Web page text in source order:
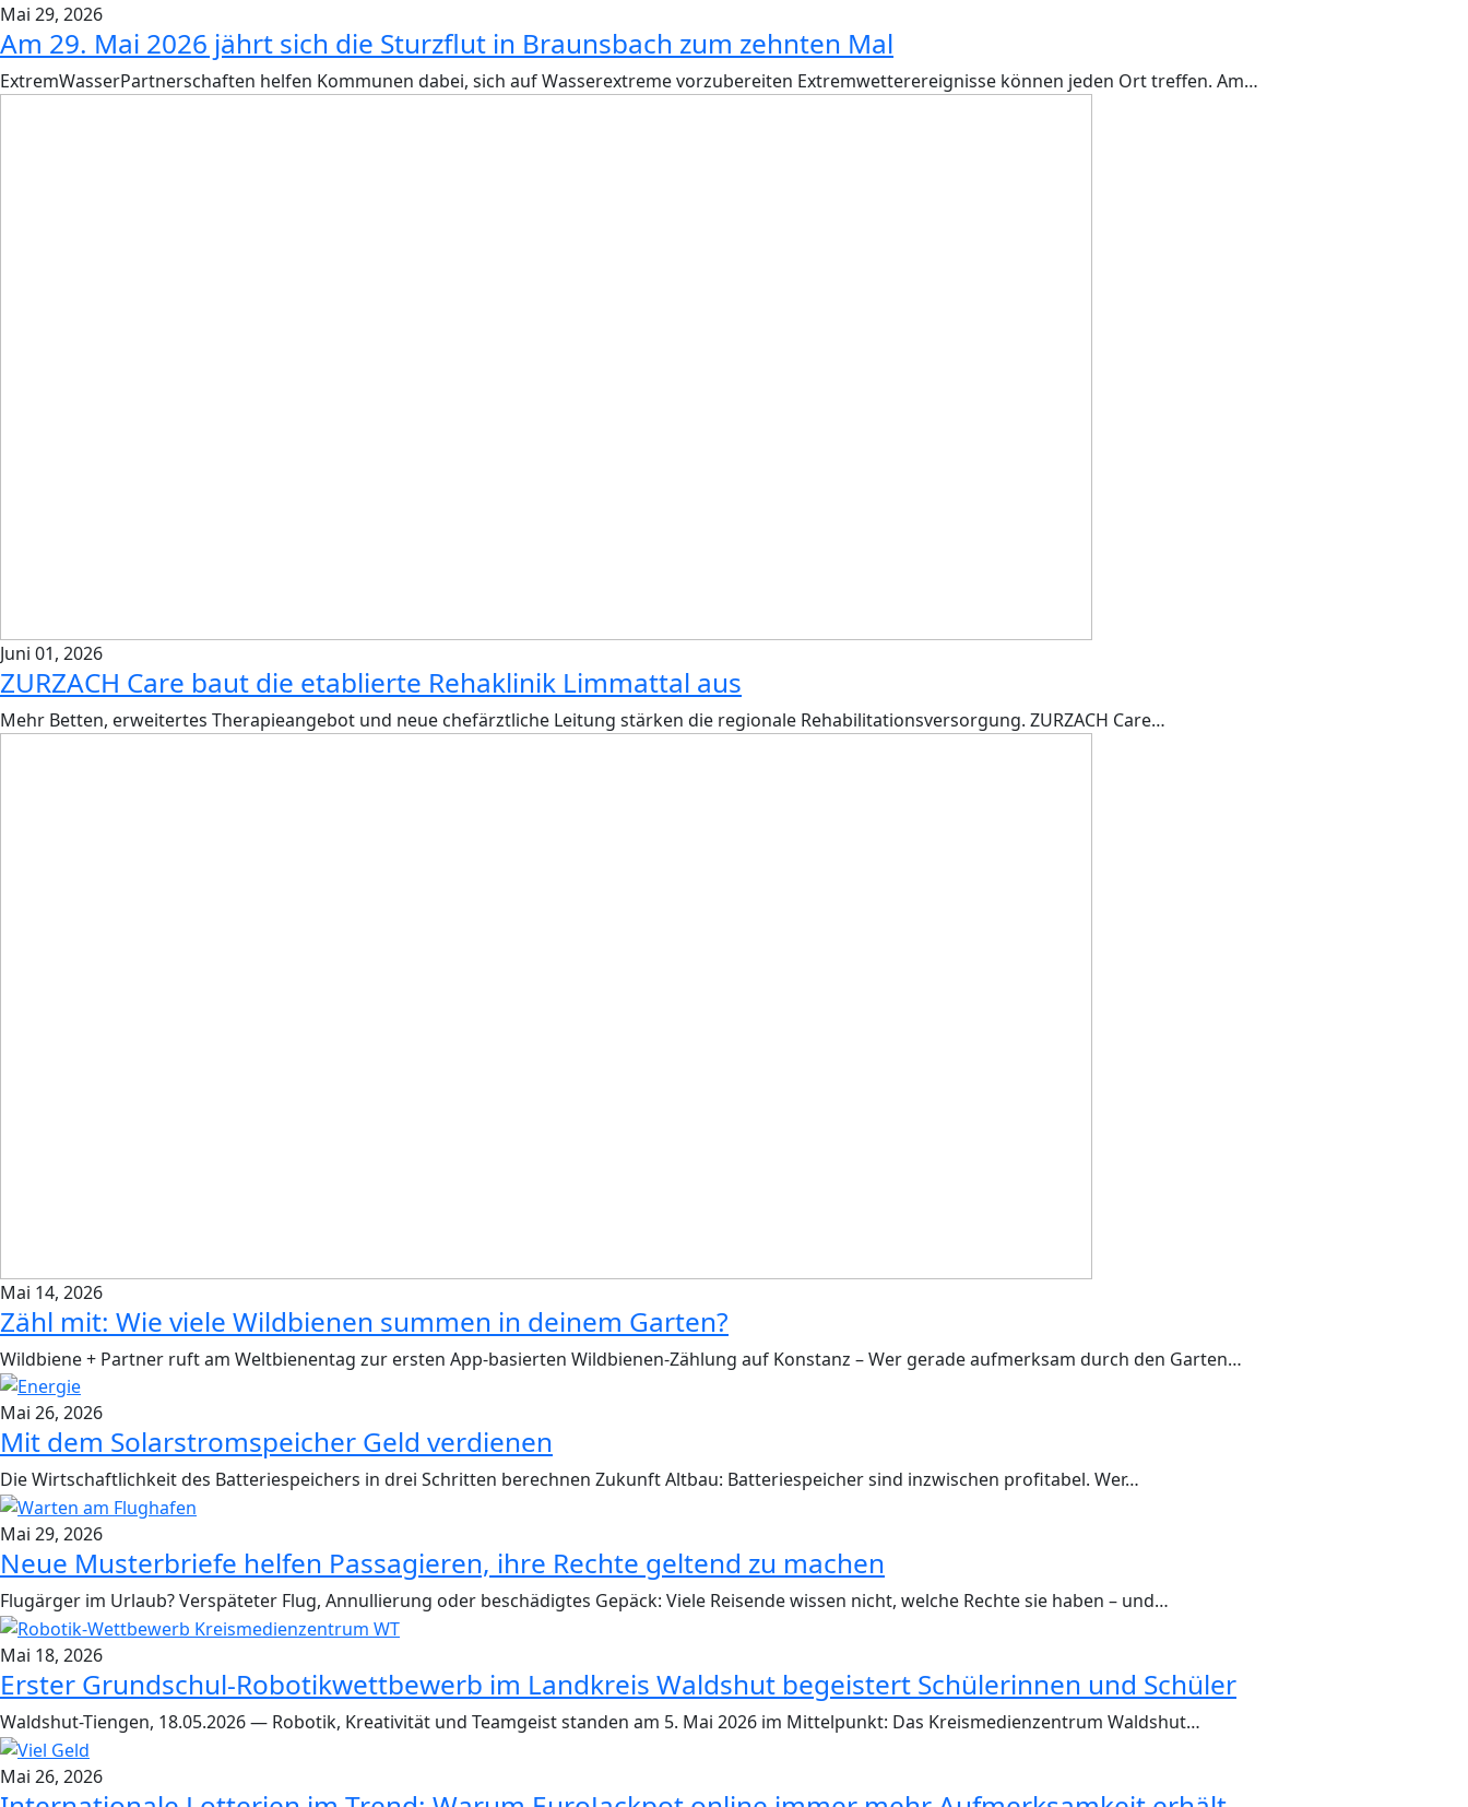
Mai 29, 2026
Am 29. Mai 2026 jährt sich die Sturzflut in Braunsbach zum zehnten Mal
ExtremWasserPartnerschaften helfen Kommunen dabei, sich auf Wasserextreme vorzubereiten Extremwetterereignisse können jeden Ort treffen. Am…
Juni 01, 2026
ZURZACH Care baut die etablierte Rehaklinik Limmattal aus
Mehr Betten, erweitertes Therapieangebot und neue chefärztliche Leitung stärken die regionale Rehabilitationsversorgung. ZURZACH Care…
Mai 14, 2026
Zähl mit: Wie viele Wildbienen summen in deinem Garten?
Wildbiene + Partner ruft am Weltbienentag zur ersten App-basierten Wildbienen-Zählung auf Konstanz – Wer gerade aufmerksam durch den Garten…
Mai 26, 2026
Mit dem Solarstromspeicher Geld verdienen
Die Wirtschaftlichkeit des Batteriespeichers in drei Schritten berechnen Zukunft Altbau: Batteriespeicher sind inzwischen profitabel. Wer…
Mai 29, 2026
Neue Musterbriefe helfen Passagieren, ihre Rechte geltend zu machen
Flugärger im Urlaub? Verspäteter Flug, Annullierung oder beschädigtes Gepäck: Viele Reisende wissen nicht, welche Rechte sie haben – und…
Mai 18, 2026
Erster Grundschul-Robotikwettbewerb im Landkreis Waldshut begeistert Schülerinnen und Schüler
Waldshut-Tiengen, 18.05.2026 — Robotik, Kreativität und Teamgeist standen am 5. Mai 2026 im Mittelpunkt: Das Kreismedienzentrum Waldshut…
Mai 26, 2026